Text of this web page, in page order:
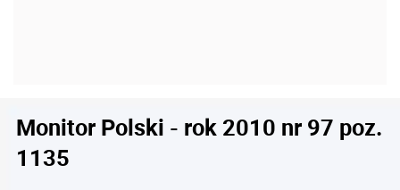
Monitor Polski - rok 2010 nr 97 poz.
1135